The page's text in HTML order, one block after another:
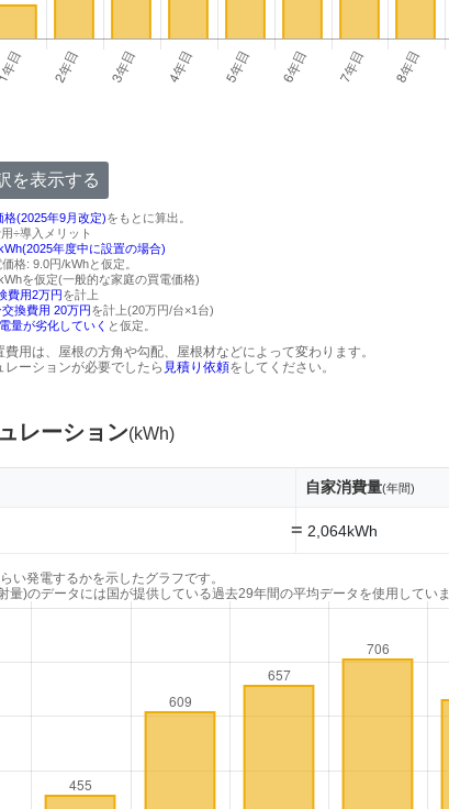
を表示する
格(2025年9月改定)をもとに算出。
÷導入メリット
年度中に設置の場合)
格: 9.0円/kWhと仮定。
を仮定(一般的な家庭の買電価格)
費用2万円を計上
換費用 20万円を計上(20万円/台×1台)
量が劣化していく と仮定。
用は、屋根の方角や勾配、屋根材などによって変わります。
ーションが必要でしたら 見積り依頼をしてください。
レーション(kWh)
自家消費量(年間)
= 2,064kWh
い発電するかを示したグラフです。
量)のデータには国が提供している過去29年間の平均データを使用していま